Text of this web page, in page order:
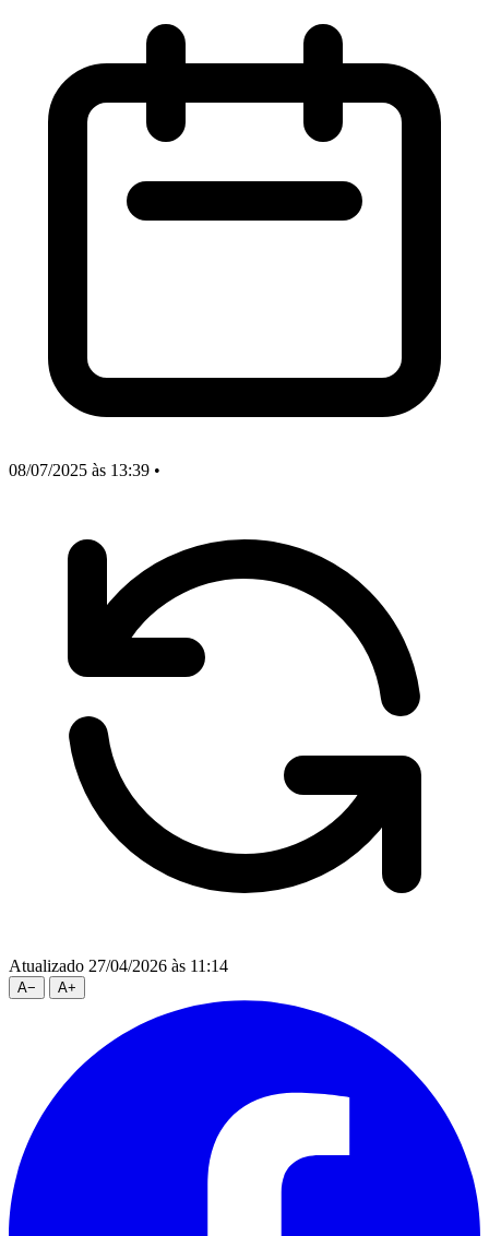
08/07/2025 às 13:39 •
Atualizado 27/04/2026 às 11:14
A− A+